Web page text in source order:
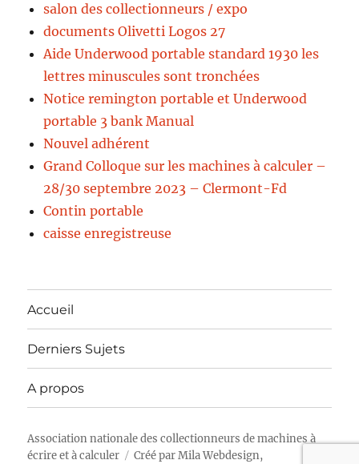
salon des collectionneurs / expo
documents Olivetti Logos 27
Aide Underwood portable standard 1930 les
lettres minuscules sont tronchées
Notice remington portable et Underwood
portable 3 bank Manual
Nouvel adhérent
Grand Colloque sur les machines à calculer –
28/30 septembre 2023 – Clermont-Fd
Contin portable
caisse enregistreuse
Accueil
Derniers Sujets
A propos
Association nationale des collectionneurs de machines à
écrire et à calculer
Créé parMila Webdesign,